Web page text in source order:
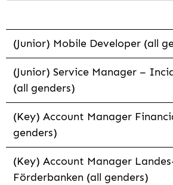
(Junior) Mobile Developer (all
(Junior) Service Manager –
(all genders)
(Key) Account Manager
genders)
(Key) Account Manager
Förderbanken (all genders)